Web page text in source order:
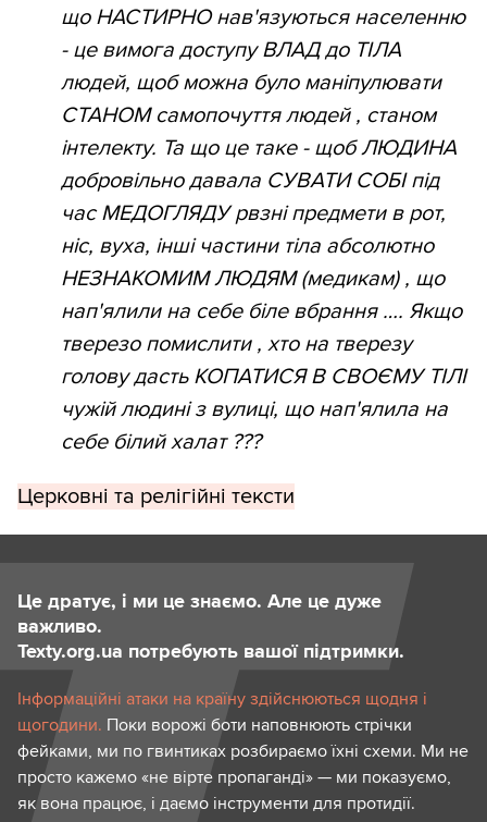
що НАСТИРНО нав'язуються населенню
- це вимога доступу ВЛАД до ТІЛА
людей, щоб можна було маніпулювати
СТАНОМ самопочуття людей , станом
інтелекту. Та що це таке - щоб ЛЮДИНА
добровільно давала СУВАТИ СОБІ під
час МЕДОГЛЯДУ рвзні предмети в рот,
ніс, вуха, інші частини тіла абсолютно
НЕЗНАКОМИМ ЛЮДЯМ (медикам) , що
нап'ялили на себе біле вбрання …. Якщо
тверезо помислити , хто на тверезу
голову дасть КОПАТИСЯ В СВОЄМУ ТІЛІ
чужій людині з вулиці, що нап'ялила на
себе білий халат ???
Церковні та релігійні тексти
Це дратує, і ми це знаємо. Але це дуже
важливо.
Texty.org.ua потребують вашої підтримки.
Інформаційні атаки на країну здійснюються щодня і
щогодини. Поки ворожі боти наповнюють стрічки
фейками, ми по гвинтиках розбираємо їхні схеми. Ми не
просто кажемо «не вірте пропаганді» — ми показуємо,
як вона працює, і даємо інструменти для протидії.